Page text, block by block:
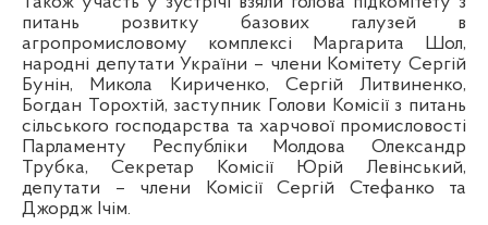
питань розвитку базових галузей в
агропромисловому комплексі Маргарита Шол,
народні депутати України – члени Комітету Сергій
Бунін, Микола Кириченко, Сергій Литвиненко,
Богдан Торохтій, заступник Голови Комісії з питань
сільського господарства та харчової промисловості
Парламенту Республіки Молдова Олександр
Трубка, Секретар Комісії Юрій Левінський,
депутати – члени Комісії Сергій Стефанко та
Джордж Ічім.